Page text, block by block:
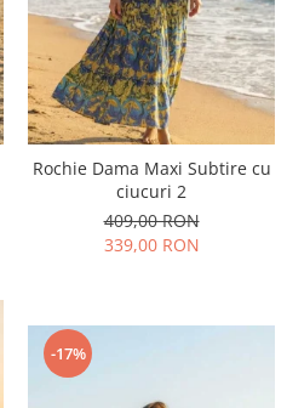
Rochie Dama Maxi Subtire cu
ciucuri 2
409,00 RON
339,00 RON
-17%